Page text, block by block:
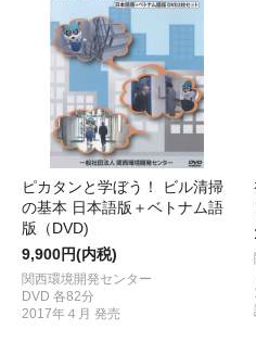
ピカタンと学ぼう！ ビル清掃
の基本 日本語版＋ベトナム語
版（DVD)
9,900円(内税)
関西環境開発センター
DVD 各82分
2017年４月 発売